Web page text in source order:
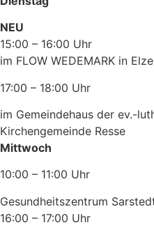
NEU
15:00 – 16:00 Uhr
im FLOW WEDEMARK in
17:00 – 18:00 Uhr
im Gemeindehaus der ev.-
Kirchengemeinde Resse
Mittwoch
10:00 – 11:00 Uhr
Gesundheitszentrum
16:00 – 17:00 Uhr